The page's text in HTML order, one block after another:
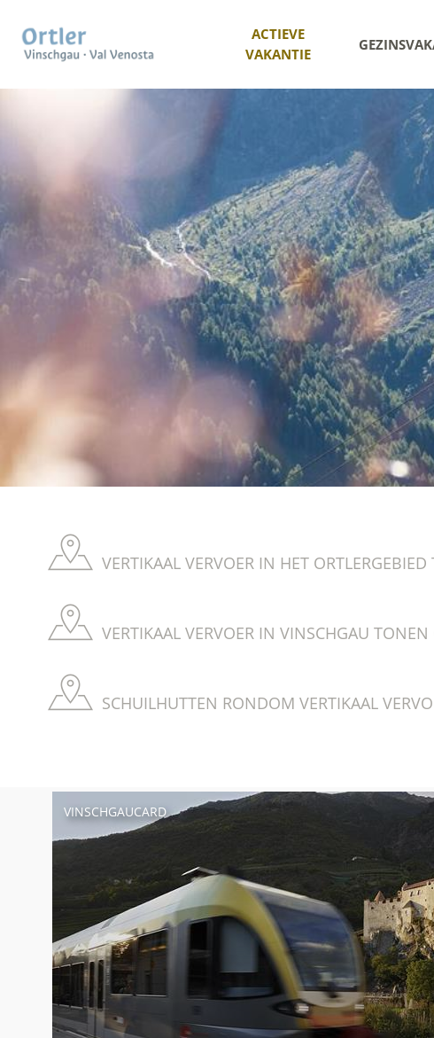
ACTIEVE
VAKANTIE
VERTIKAAL VERVOER IN HET
VERTIKAAL VERVOER IN VINSCHGAU
SCHUILHUTTEN RONDOM VERTIKAAL
VINSCHGAUCARD